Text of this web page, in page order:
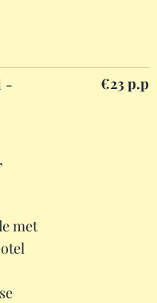
-
met
€23 p.p